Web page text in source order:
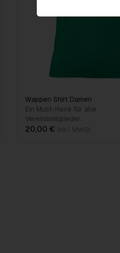
Wappen Shirt Damen
Ein Must-Have für alle
Vereinsmitglieder.
20,00 €